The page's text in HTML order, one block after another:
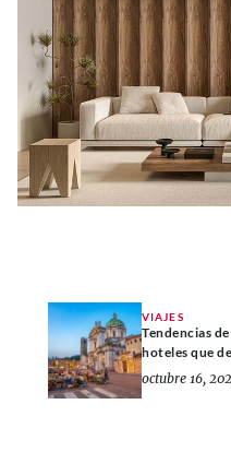
VIAJES
Tendencias
hoteles que
octubre 16,